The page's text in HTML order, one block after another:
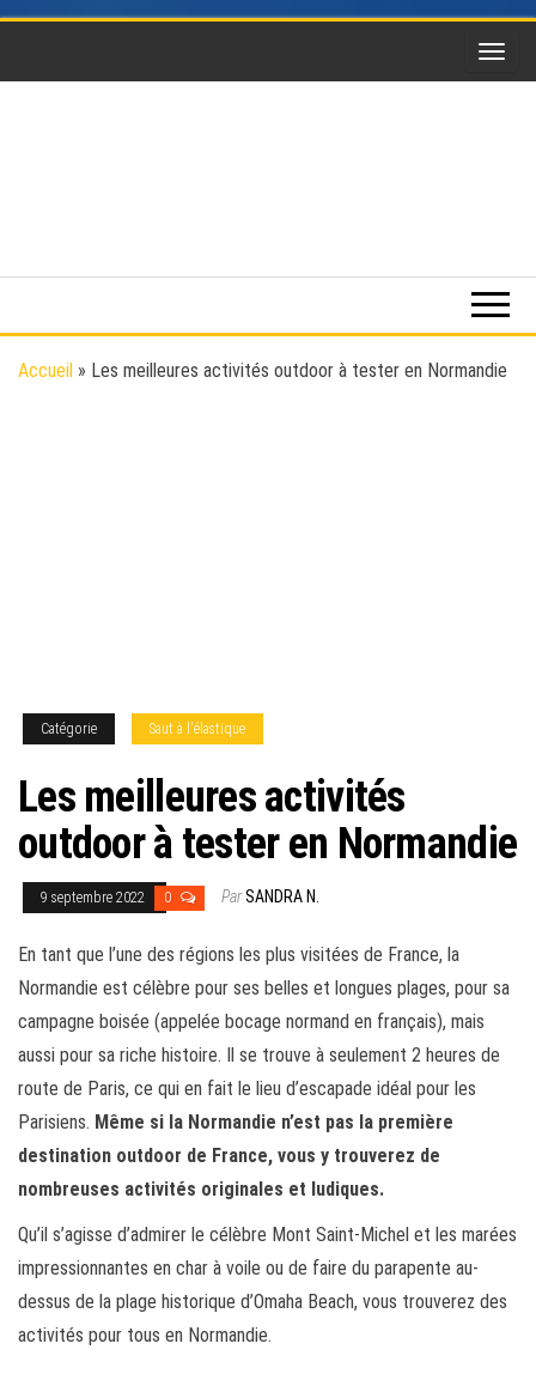
extrême,
Kitesurf,
Accueil » Les meilleures activités outdoor à tester en Normandie
Catégorie Saut à l'élastique
Les meilleures activités
outdoor à tester en Normandie
9 septembre 2022 0 ParSANDRA N.
En tant que l’une des régions les plus visitées de France, la
Normandie est célèbre pour ses belles et longues plages, pour sa
campagne boisée (appelée bocage normand en français), mais
aussi pour sa riche histoire. Il se trouve à seulement 2 heures de
route de Paris, ce qui en fait le lieu d’escapade idéal pour les
Parisiens. Même si la Normandie n’est pas la première
destination outdoor de France, vous y trouverez de
nombreuses activités originales et ludiques.
Qu’il s’agisse d’admirer le célèbre Mont Saint-Michel et les marées
impressionnantes en char à voile ou de faire du parapente au-
dessus de la plage historique d’Omaha Beach, vous trouverez des
activités pour tous en Normandie.